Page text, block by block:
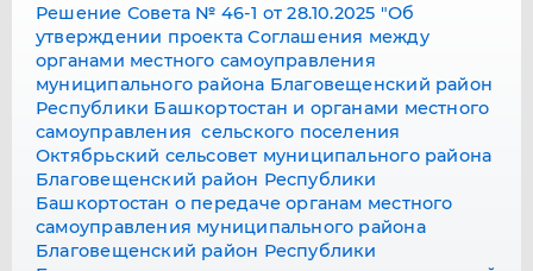
Решение Совета № 46-1 от 28.10.2025 "Об
утверждении проекта Соглашения между
органами местного самоуправления
муниципального района Благовещенский район
Республики Башкортостан и органами местного
самоуправления сельского поселения
Октябрьский сельсовет муниципального района
Благовещенский район Республики
Башкортостан о передаче органам местного
самоуправления муниципального района
Благовещенский район Республики